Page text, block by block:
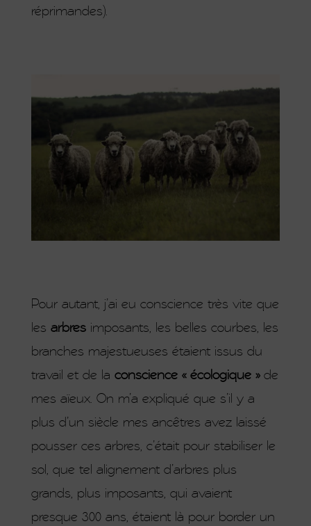
réprimandes).
Pour autant, j’ai eu conscience très vite que
les arbresimposants, les belles courbes, les
branches majestueuses étaient issus du
travail et de la conscience « écologique »de
mes aïeux. On m’a expliqué que s’il y a
plus d’un siècle mes ancêtres avez laissé
pousser ces arbres, c’était pour stabiliser le
sol, que tel alignement d’arbres plus
grands, plus imposants, qui avaient
presque 300 ans, étaient là pour border un